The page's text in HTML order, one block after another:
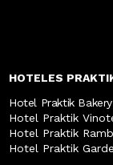
HOTELES
Hotel Praktik Bakery
Hotel Praktik
Hotel Praktik
Hotel Praktik